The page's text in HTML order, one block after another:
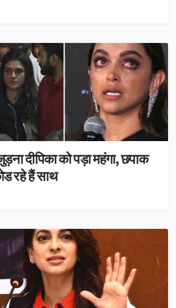
दीपिका को पड़ा महंगा, छपाक
रहे हैं साथ